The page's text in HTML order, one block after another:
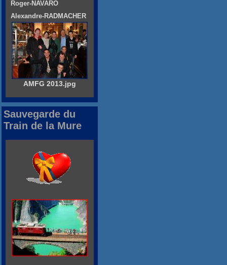
Roger-NAVARO
Alexandre-RADMACHER
AMFG 2013.jpg
Sauvegarde du
Train de la Mure